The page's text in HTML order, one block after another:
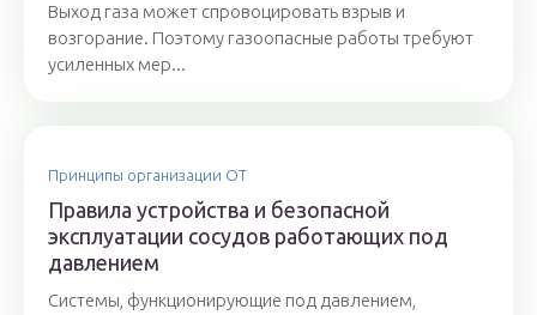
Выход газа может спровоцировать взрыв и
возгорание. Поэтому газоопасные работы требуют
усиленных мер...
Принципы организации ОТ
Правила устройства и безопасной
эксплуатации сосудов работающих под
давлением
Системы, функционирующие под давлением,